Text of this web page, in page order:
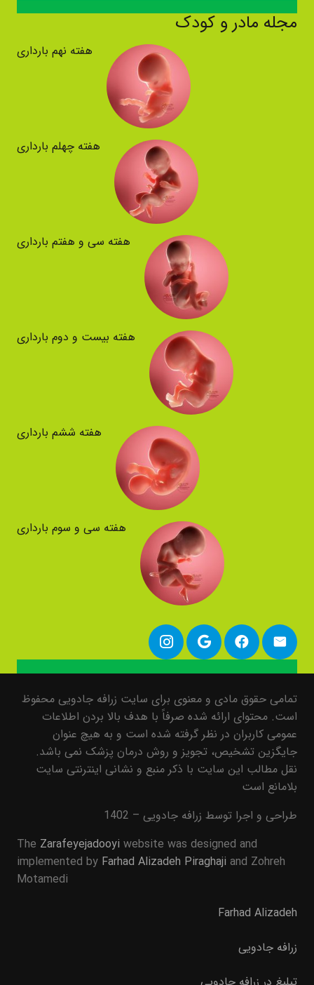
مجله مادر و کودک
هفته نهم بارداری
هفته چهلم بارداری
هفته سی و هفتم بارداری
هفته بیست و دوم بارداری
هفته ششم بارداری
هفته سی و سوم بارداری
تمامی حقوق مادی و معنوی برای سایت زرافه جادویی محفوظ
است. محتوای ارائه شده صرفاً با هدف بالا بردن اطلاعات
عمومی کاربران در نظر گرفته شده است و به هیچ عنوان
جایگزین تشخیص، تجویز و روش درمان پزشک نمی باشد.
نقل مطالب این سایت با ذکر منبع و نشانی اینترنتی سایت
بلامانع است
طراحی و اجرا توسط زرافه جادویی – 1402
The Zarafeyejadooyi website was designed and
implemented by Farhad Alizadeh Piraghaji and Zohreh
Motamedi
Farhad Alizadeh
زرافه جادویی